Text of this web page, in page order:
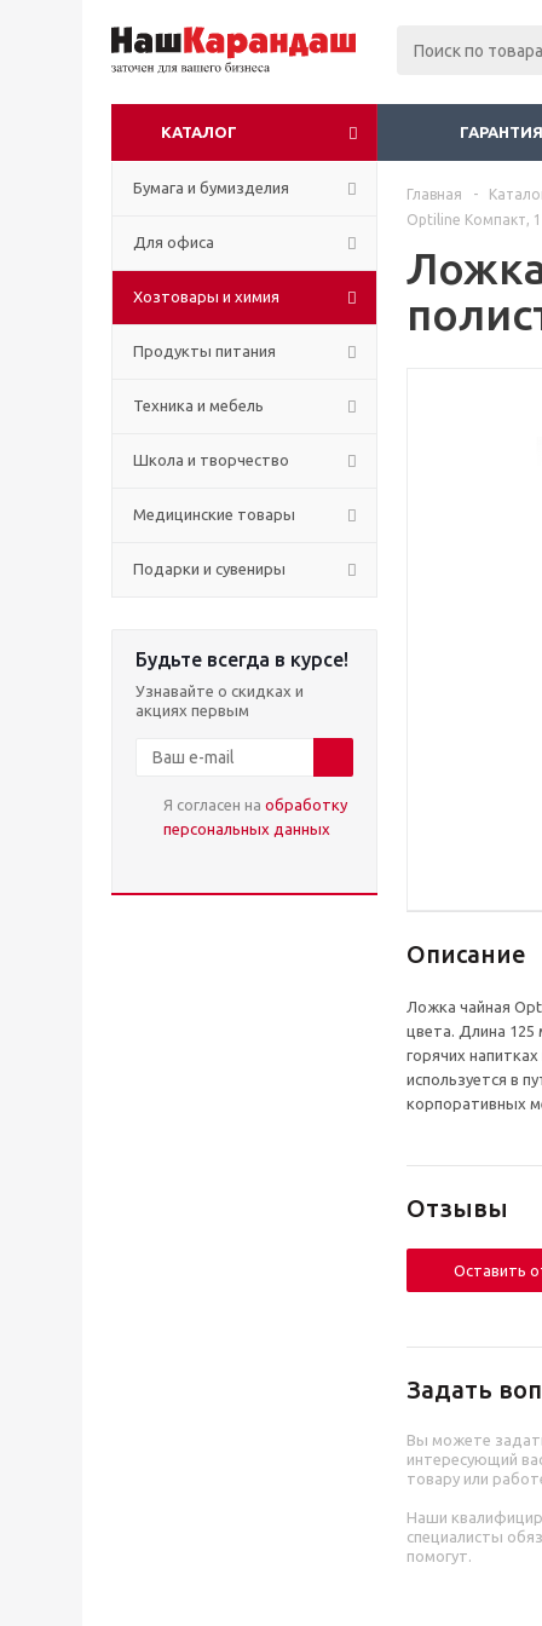
КАТАЛОГ
Бумага и бумизделия
Для офиса
Хозтовары и химия
Продукты питания
Техника и мебель
Школа и творчество
Медицинские товары
Подарки и сувениры
Будьте всегда в курсе!
Узнавайте о скидках и
акциях первым
Я согласен на обработку
персональных данных
Главная -
Optiline Компакт,
Описание
Ложка чайная
цвета. Длина 125
горячих
используется в
корпоративных
Отзывы
Оставить
Задать
Вы можете
интересующий
товару или
Наши
специалисты
помогут.